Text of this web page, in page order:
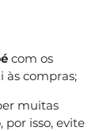
com os
às compras;
muitas
por isso, evite